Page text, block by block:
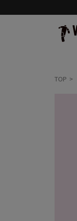
TOP